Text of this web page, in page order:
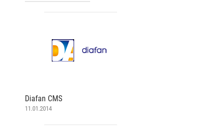
Diafan CMS
11.01.2014